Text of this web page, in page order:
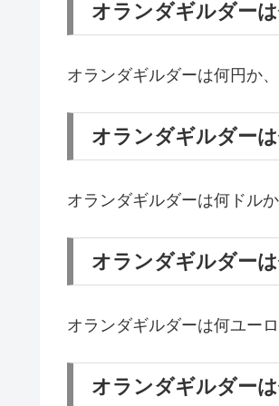
オランダギルダーは
オランダギルダーは何円か、
オランダギルダー
オランダギルダーは何ドル
オランダギルダー
オランダギルダーは何ユー
オランダギルダー